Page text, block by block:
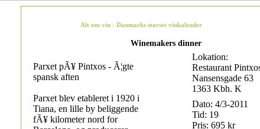
Alt om vin - Danmarks største vinkalender
Winemakers dinner
Parxet pÃ¥ Pintxos - Ã¦gte
spansk aften
Parxet blev etableret i 1920 i
Tiana, en lille by beliggende
fÃ¥ kilometer nord for
Lokation:
Restaurant
Nansensgade 63
1363 Kbh. K
Dato: 4/3-2011
Tid: 19
Pris: 695 kr